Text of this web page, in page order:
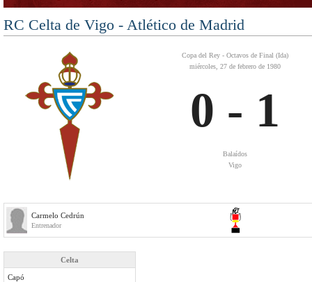
RC Celta de Vigo - Atlético de Madrid
Copa del Rey - Octavos de Final (Ida)
miércoles, 27 de febrero de 1980
0 - 1
Balaídos
Vigo
Carmelo Cedrún
Entrenador
Celta
Capó